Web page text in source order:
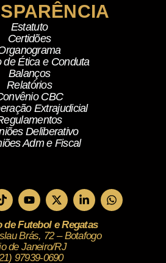
Estatuto
Certidões
de Ética e Conduta
Balanços
Relatórios
CBC
Extrajudicial
Deliberativo
Adm e Fiscal
de Futebol e Regatas
Brás, 72 – Botafogo
de Janeiro/RJ
97939-0690